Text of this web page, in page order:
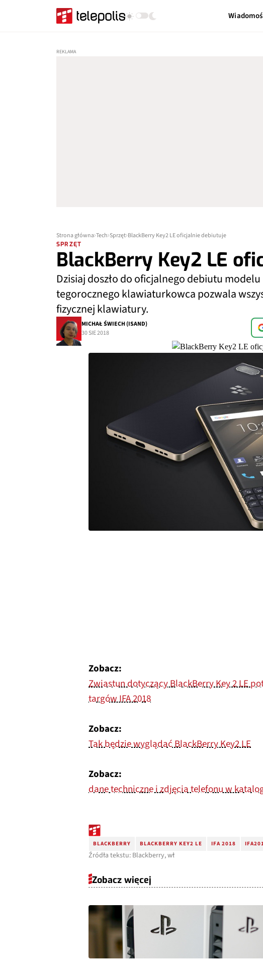
Strona główna Tech Sprzęt BlackBerry Key2 LE oficjalnie debiutuje
SPRZĘT
BlackBerry Key2 LE
Dzisiaj doszło do oficjalnego debiutu
tegorocznego klawiaturkowca pozwala
fizycznej klawiatury.
MICHAŁ ŚWIECH (ISAND)
30 SIE 2018
Zobacz:
Zwiastun dotyczący BlackBerry Key 2 LE
targów IFA 2018
Zobacz:
Tak będzie wyglądać BlackBerry Key2 LE
Zobacz:
dane techniczne i zdjęcia telefonu w
BLACKBERRY BLACKBERRY KEY2 LE IFA 2018
Źródła tekstu: Blackberry, wł
Zobacz więcej